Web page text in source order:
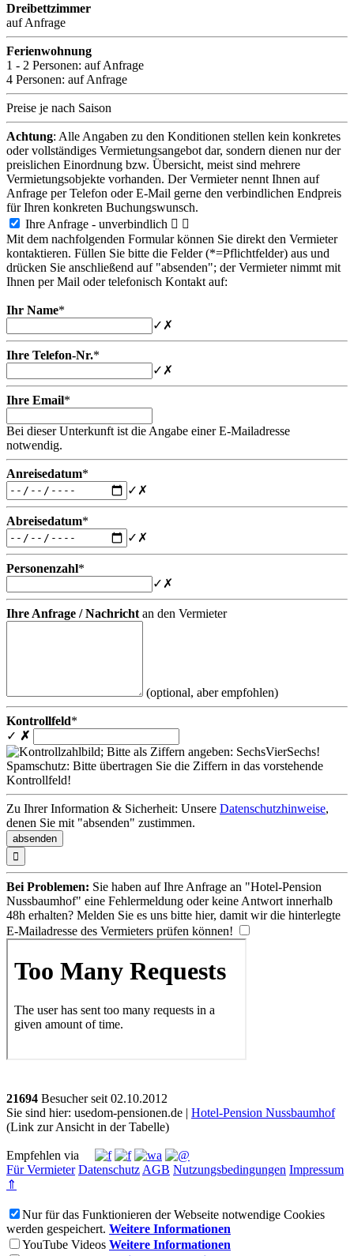
Dreibettzimmer
auf Anfrage
Ferienwohnung
1 - 2 Personen: auf Anfrage
4 Personen: auf Anfrage
Preise je nach Saison
Achtung: Alle Angaben zu den Konditionen stellen kein konkretes
oder vollständiges Vermietungsangebot dar, sondern dienen nur der
preislichen Einordnung bzw. Übersicht, meist sind mehrere
Vermietungsobjekte vorhanden. Der Vermieter nennt Ihnen auf
Anfrage per Telefon oder E-Mail gerne den verbindlichen Endpreis
für Ihren konkreten Buchungswunsch.
Ihre Anfrage - unverbindlich  
Mit dem nachfolgenden Formular können Sie direkt den Vermieter
kontaktieren. Füllen Sie bitte die Felder (*=Pflichtfelder) aus und
drücken Sie anschließend auf "absenden"; der Vermieter nimmt mit
Ihnen per Mail oder telefonisch Kontakt auf:
Ihr Name*
✓ ✗
Ihre Telefon-Nr.*
✓ ✗
Ihre Email*
Bei dieser Unterkunft ist die Angabe einer E-Mailadresse
notwendig.
Anreisedatum*
✓ ✗
Abreisedatum*
✓ ✗
Personenzahl*
✓ ✗
Ihre Anfrage / Nachricht an den Vermieter
(optional, aber empfohlen)
Kontrollfeld*
✓ ✗
Spamschutz: Bitte übertragen Sie die Ziffern in das vorstehende
Kontrollfeld!
Zu Ihrer Information & Sicherheit: Unsere Datenschutzhinweise,
denen Sie mit "absenden" zustimmen.

Bei Problemen: Sie haben auf Ihre Anfrage an "Hotel-Pension
Nussbaumhof" eine Fehlermeldung oder keine Antwort innerhalb
48h erhalten? Melden Sie es uns bitte hier, damit wir die hinterlegte
E-Mailadresse des Vermieters prüfen können!
21694 Besucher seit 02.10.201 2
Sie sind hier: usedom-pensionen.de | Hotel-Pension Nussbaumhof
(Link zur Ansicht in der Tabelle)
Empfehlen via
Für Vermieter Datenschutz AGB Nutzungsbedingungen Impressum
⇑
Nur für das Funktionieren der Webseite notwendige Cookies
werden gespeichert. Weitere Informationen
YouTube Videos Weitere Informationen